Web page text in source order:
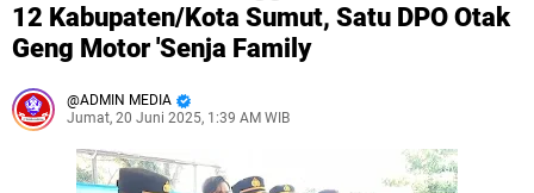
12 Kabupaten/Kota Sumut, Satu DPO Otak
Geng Motor 'Senja Family
ADMIN MEDIA
Jumat, 20 Juni 2025, 1:39 AM WIB